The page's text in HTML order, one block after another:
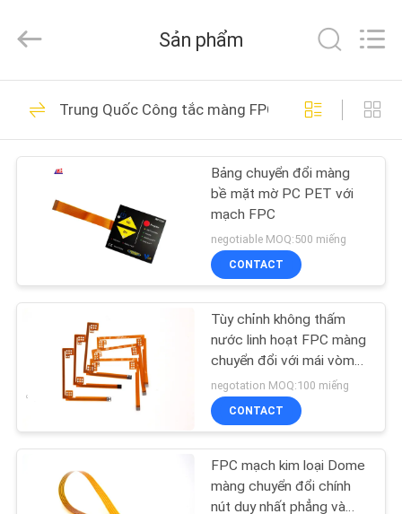
TRANG
CHỦ
VIDEO
CHÚNG
THAM
QUAN
Zhongshan
Membrane
Ltd..
Reserved.
Kim loại Dome
màng chuyển đổi
91
Tactile màng chuyển
đổi
34
32
Sản phẩm
Trung Quốc Công tắc màng FPC
Bảng chuyển đổi màng
bề mặt mờ PC PET với
mạch FPC
negotiable MOQ:500 miếng
CONTACT
Tùy chỉnh không thấm
nước linh hoạt FPC màng
chuyển đổi với mái vòm
kim loại 58mmx58mm
negotation MOQ:100 miếng
CONTACT
FPC mạch kim loại Dome
màng chuyển đổi chính
nút duy nhất phẳng và